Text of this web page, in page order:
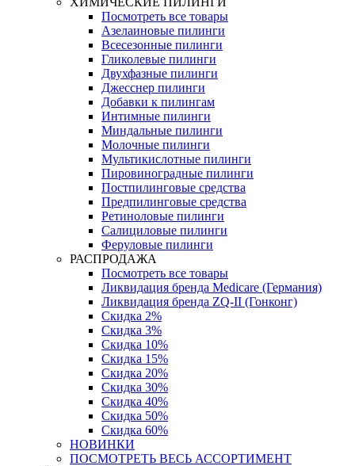
Посмотреть все товары
Азелаиновые пилинги
Всесезонные пилинги
Гликолевые пилинги
Двухфазные пилинги
Джесснер пилинги
Добавки к пилингам
Интимные пилинги
Миндальные пилинги
Молочные пилинги
Мультикислотные пилинги
Пировиноградные пилинги
Постпилинговые средства
Предпилинговые средства
Ретиноловые пилинги
Салициловые пилинги
Феруловые пилинги
РАСПРОДАЖА
Посмотреть все товары
Ликвидация бренда Medicare (Германия)
Ликвидация бренда ZQ-II (Гонконг)
Скидка 2%
Скидка 3%
Скидка 10%
Скидка 15%
Скидка 20%
Скидка 30%
Скидка 40%
Скидка 50%
Скидка 60%
НОВИНКИ
ПОСМОТРЕТЬ ВЕСЬ АССОРТИМЕНТ